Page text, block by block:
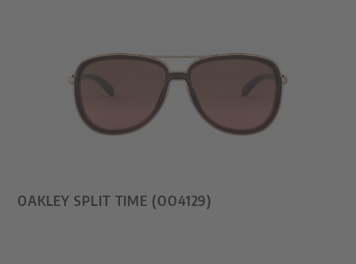
OAKLEY SPLIT TIME (OO4129)